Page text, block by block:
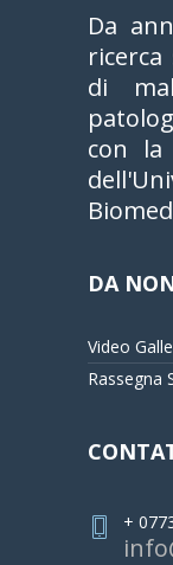
Da
di
con la
DA
Video
Rassegna
+